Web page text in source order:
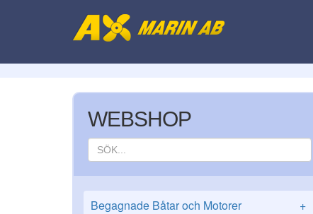
WEBSHOP
Begagnade Båtar och Motorer +